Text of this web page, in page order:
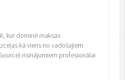
kur dominē maksas
kā viens no vadošajiem
risinājumiem profesionālai